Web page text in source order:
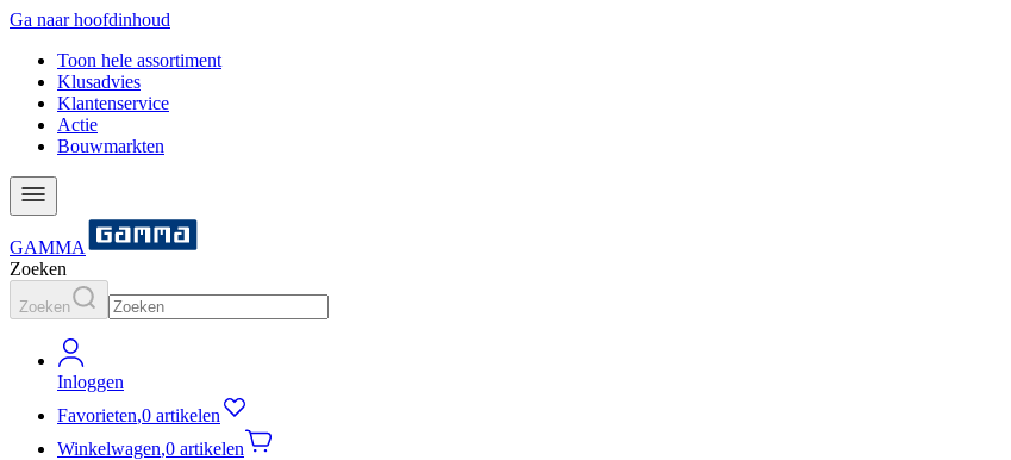
Ga naar hoofdinhoud
Toon hele assortiment
Klusadvies
Klantenservice
Actie
Bouwmarkten
GAMMA
Zoeken
Zoeken
Inloggen
Favorieten,0 artikelen
Winkelwagen,0 artikelen